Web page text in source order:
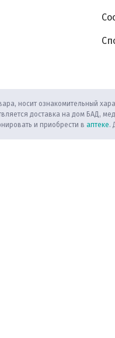
носит ознакомительный
доставка на дом БАД,
и приобрести в аптеке.